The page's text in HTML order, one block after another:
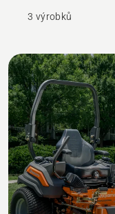
a efektivní
s přesnými a
3 výrobků
Všechny
výrobky